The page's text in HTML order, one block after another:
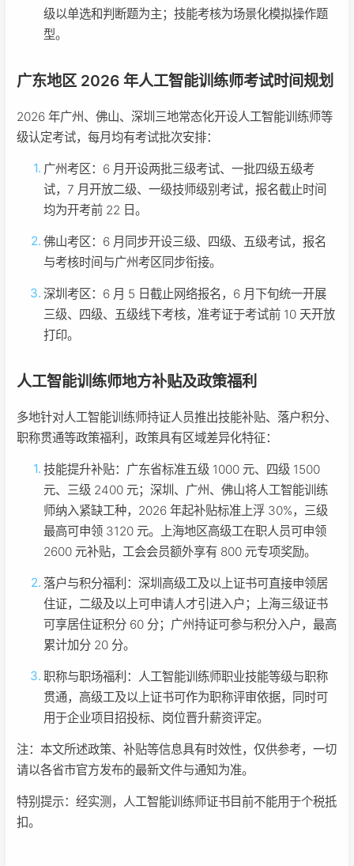
级以单选和判断题为主；技能考核为场景化模拟操作题
型。
广东地区 2026 年人工智能训练师考试时间规划
2026 年广州、佛山、深圳三地常态化开设人工智能训练师等
级认定考试，每月均有考试批次安排：
广州考区：6 月开设两批三级考试、一批四级五级考
试，7 月开放二级、一级技师级别考试，报名截止时间
均为开考前 22 日。
佛山考区：6 月同步开设三级、四级、五级考试，报名
与考核时间与广州考区同步衔接。
深圳考区：6 月 5 日截止网络报名，6 月下旬统一开展
三级、四级、五级线下考核，准考证于考试前 10 天开放
打印。
人工智能训练师地方补贴及政策福利
多地针对人工智能训练师持证人员推出技能补贴、落户积分、
职称贯通等政策福利，政策具有区域差异化特征：
技能提升补贴：广东省标准五级 1000 元、四级 1500
元、三级 2400 元；深圳、广州、佛山将人工智能训练
师纳入紧缺工种，2026 年起补贴标准上浮 30%，三级
最高可申领 3120 元。上海地区高级工在职人员可申领
2600 元补贴，工会会员额外享有 800 元专项奖励。
落户与积分福利：深圳高级工及以上证书可直接申领居
住证，二级及以上可申请人才引进入户；上海三级证书
可享居住证积分 60 分；广州持证可参与积分入户，最高
累计加分 20 分。
职称与职场福利：人工智能训练师职业技能等级与职称
贯通，高级工及以上证书可作为职称评审依据，同时可
用于企业项目招投标、岗位晋升薪资评定。
注：本文所述政策、补贴等信息具有时效性，仅供参考，一切
请以各省市官方发布的最新文件与通知为准。
特别提示：经实测，人工智能训练师证书目前不能用于个税抵
扣。